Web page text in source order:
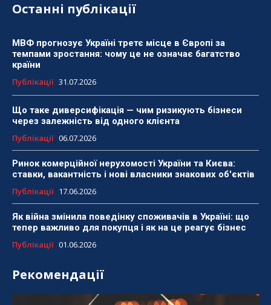
Останні публікації
МВФ прогнозує Україні третє місце в Європі за
темпами зростання: чому це не означає багатство
країни
Публікації 31.07.2026
Що таке диверсифікація — чим ризикують бізнеси
через залежність від одного клієнта
Публікації 06.07.2026
Ринок комерційної нерухомості України та Києва:
ставки, вакантність і нові власники знакових об'єктів
Публікації 17.06.2026
Як війна змінила поведінку споживачів в Україні: що
тепер важливо для покупця і як на це реагує бізнес
Публікації 01.06.2026
Рекомендації